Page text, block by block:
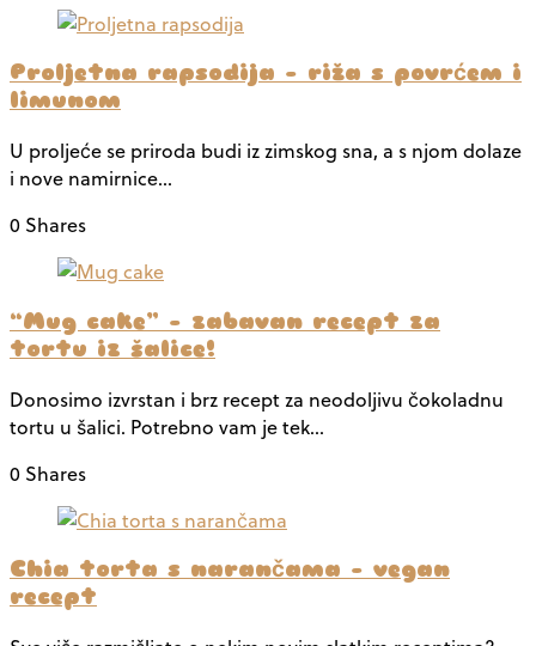
Proljetna rapsodija – riža s povrćem i
limunom
U proljeće se priroda budi iz zimskog sna, a s njom dolaze
i nove namirnice…
0 Shares
“Mug cake” – zabavan recept za
tortu iz šalice!
Donosimo izvrstan i brz recept za neodoljivu čokoladnu
tortu u šalici. Potrebno vam je tek…
0 Shares
Chia torta s narančama – vegan
recept